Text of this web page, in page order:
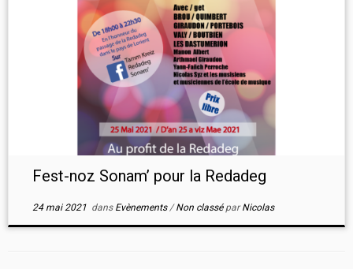
Fest-noz Sonam’ pour la Redadeg
24 mai 2021dans Evènements/Non classé parNicolas